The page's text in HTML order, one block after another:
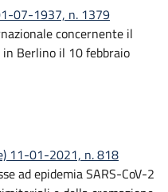
07-1937, n. 1379
concernente il
Berlino il 10 febbraio
11-01-2021, n. 818
ad epidemia SARS-CoV-2